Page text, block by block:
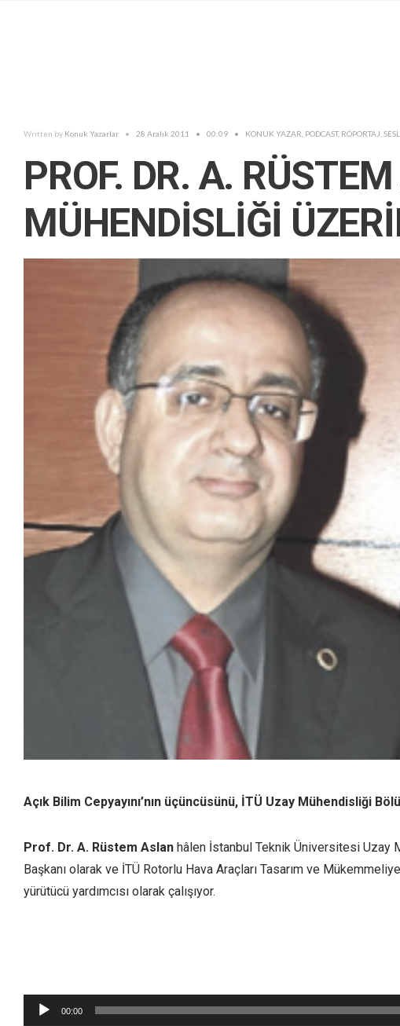
Written by Konuk Yazarlar • 28 Aralık 2011 • 00:09 • KONUK YAZAR PODCAST, RÖPORTAJ
PROF. DR. A.
MÜHENDİSLİĞİ
Açık Bilim Cepyayını’nın üçüncüsünü, İTÜ Uzay Mühendisliği
Prof. Dr. A. Rüstem Aslan hâlen İstanbul Teknik Üniversitesi Uzay
Başkanı olarak ve İTÜ Rotorlu Hava Araçları Tasarım ve
yürütücü yardımcısı olarak çalışıyor.
00:00